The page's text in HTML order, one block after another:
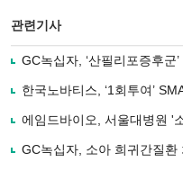
로
기
사
유
기
관련기사
GC녹십자, ‘산필리포증후군
한국노바티스, ‘1회투여’
에임드바이오, 서울대병원 '
GC녹십자, 소아 희귀간질환